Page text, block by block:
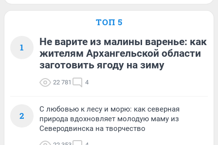
ТОП 5
1
Не варите из малины варенье: как
жителям Архангельской области
заготовить ягоду на зиму
22 781 4
2
С любовью к лесу и морю: как северная
природа вдохновляет молодую маму из
Северодвинска на творчество